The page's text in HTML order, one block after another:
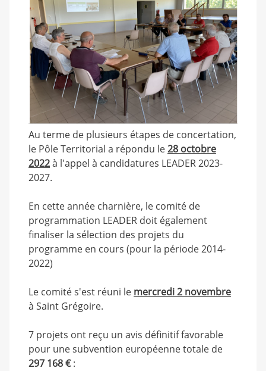
Au terme de plusieurs étapes de concertation,
le Pôle Territorial a répondu le28 octobre
2022à l'appel à candidatures LEADER 2023-
2027.
En cette année charnière, le comité de
programmation LEADER doit également
finaliser la sélection des projets du
programme en cours (pour la période 2014-
2022)
Le comité s'est réuni le mercredi 2 novembre
à Saint Grégoire.
7 projets ont reçu un avis définitif favorable
pour une subvention européenne totale de
297 168 €: